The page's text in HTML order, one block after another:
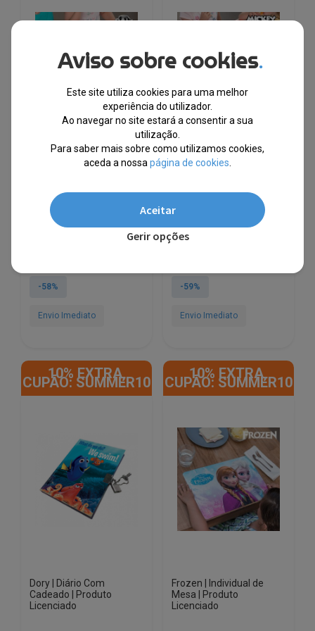
Paw Patrol | Louça Infantil
Licenciado
EM STOCK
original
€23.46.
atual
€9.78.
-58%
Envio Imediato
Mickey | Louça Infantil
Licenciado
original
€23.46.
atual
€9.68.
-59%
Envio Imediato
10% EXTRA,
CUPÃO: SUMMER10
Dory | Diário Com
Cadeado | Produto
Licenciado
10% EXTRA,
CUPÃO: SUMMER10
Frozen | Individual de
Mesa | Produto
Licenciado
Aviso sobre cookies.
Este site utiliza cookies para uma melhor
experiência do utilizador.
Ao navegar no site estará a consentir a sua
utilização.
Para saber mais sobre como utilizamos cookies,
aceda a nossa página de cookies
Aceitar
Gerir opções